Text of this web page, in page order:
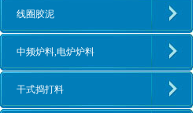
线圈胶泥
中频炉料,电炉炉料
干式捣打料